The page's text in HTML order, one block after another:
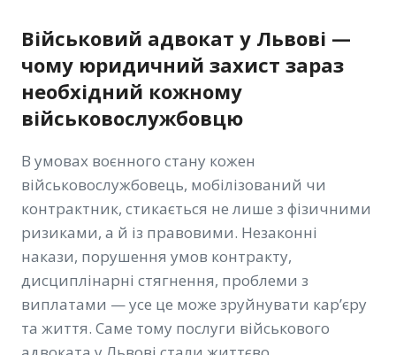
Військовий адвокат у Львові —
чому юридичний захист зараз
необхідний кожному
військовослужбовцю
В умовах воєнного стану кожен
військовослужбовець, мобілізований чи
контрактник, стикається не лише з фізичними
ризиками, а й із правовими. Незаконні
накази, порушення умов контракту,
дисциплінарні стягнення, проблеми з
виплатами — усе це може зруйнувати кар’єру
та життя. Саме тому послуги військового